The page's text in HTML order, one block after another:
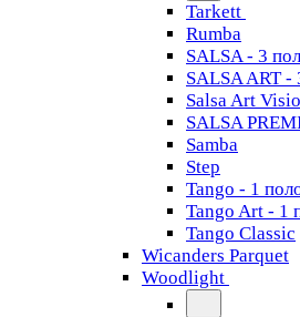
Tarkett
Rumba
SALSA - 3
SALSA ART -
Salsa Art
SALSA
Samba
Step
Tango - 1
Tango Art - 1
Tango Classiс
Wicanders Parquet
Woodlight